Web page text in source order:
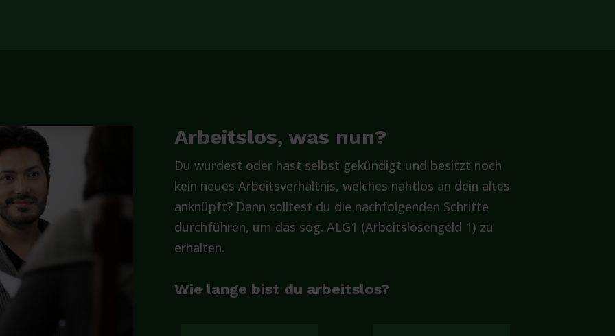
Arbeitslos, was nun?
Du wurdest oder hast selbst gekündigt und besitzt noch
kein neues Arbeitsverhältnis, welches nahtlos an dein altes
anknüpft? Dann solltest du die nachfolgenden Schritte
durchführen, um das sog. ALG1 (Arbeitslosengeld 1) zu
erhalten.
Wie lange bist du arbeitslos?